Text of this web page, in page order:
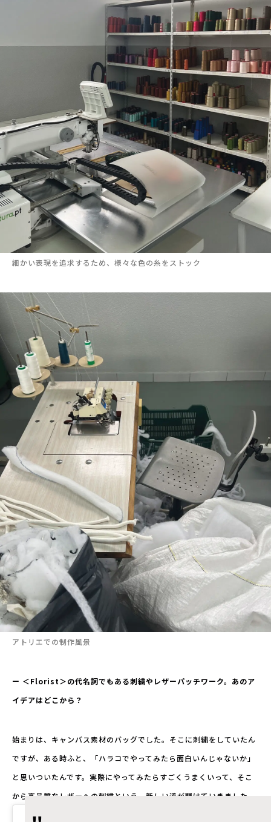
細かい表現を追求するため、様々な色の糸をストック
アトリエでの制作風景
ー ＜Florist＞の代名詞でもある刺繍やレザーパッチワーク。あのア
イデアはどこから？
始まりは、キャンバス素材のバッグでした。そこに刺繍をしていたん
ですが、ある時ふと、「ハラコでやってみたら面白いんじゃないか」
と思いついたんです。実際にやってみたらすごくうまくいって、そこ
から高品質なレザーへの刺繍という、新しい道が開けていきました。